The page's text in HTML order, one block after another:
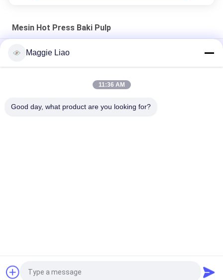
Mesin Hot Press Baki Pulp
15 Ton Kotak Telur / cangkir - Mesin cetak pulp kertas
pemegang
Quote request suatu
Maggie Liao
11:36 AM
Good day, what product are you looking for?